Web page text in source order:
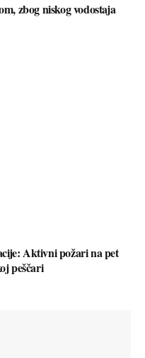
zbog niskog vodostaja
Aktivni požari na pet
peščari